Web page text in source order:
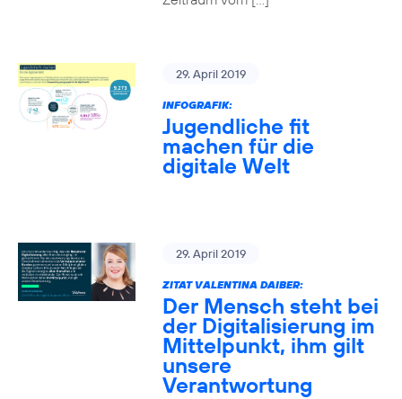
29. April 2019
INFOGRAFIK:
Jugendliche fit
machen für die
digitale Welt
29. April 2019
ZITAT VALENTINA DAIBER:
Der Mensch steht bei
der Digitalisierung im
Mittelpunkt, ihm gilt
unsere
Verantwortung